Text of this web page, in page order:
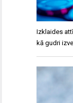
Izklaides
kā gudri